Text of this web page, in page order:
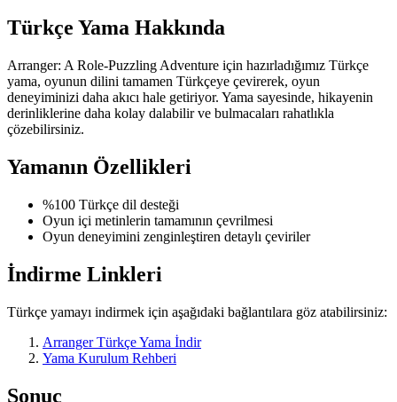
Türkçe Yama Hakkında
Arranger: A Role-Puzzling Adventure için hazırladığımız Türkçe
yama, oyunun dilini tamamen Türkçeye çevirerek, oyun
deneyiminizi daha akıcı hale getiriyor. Yama sayesinde, hikayenin
derinliklerine daha kolay dalabilir ve bulmacaları rahatlıkla
çözebilirsiniz.
Yamanın Özellikleri
%100 Türkçe dil desteği
Oyun içi metinlerin tamamının çevrilmesi
Oyun deneyimini zenginleştiren detaylı çeviriler
İndirme Linkleri
Türkçe yamayı indirmek için aşağıdaki bağlantılara göz atabilirsiniz:
Arranger Türkçe Yama İndir
Yama Kurulum Rehberi
Sonuç